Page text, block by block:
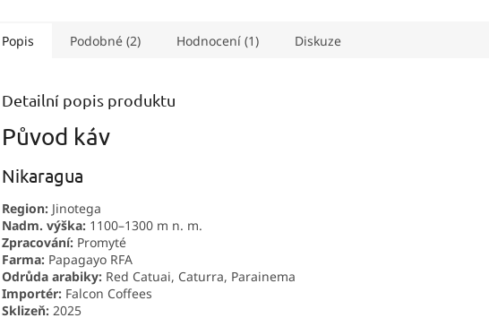
střída ji silné,...
kdy chutná jako kakao.
Popis Podobné (2) Hodnocení (1) Diskuze
Detailní popis produktu
Původ káv
Nikaragua
Region: Jinotega
Nadm. výška: 1100–1300 m n. m.
Zpracování: Promyté
Farma: Papagayo RFA
Odrůda arabiky: Red Catuai, Caturra, Parainema
Importér: Falcon Coffees
Sklizeň: 2025